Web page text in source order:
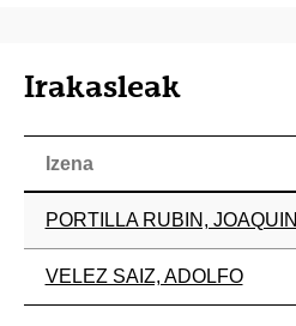
Irakasleak
Izena
PORTILLA RUBIN, JOAQUIN
VELEZ SAIZ, ADOLFO